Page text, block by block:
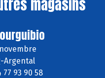
magasins
Argental
93 90 58